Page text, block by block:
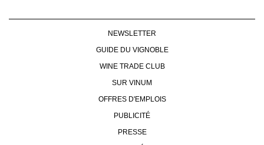
NEWSLETTER
GUIDE DU VIGNOBLE
WINE TRADE CLUB
SUR VINUM
OFFRES D'EMPLOIS
PUBLICITÉ
PRESSE